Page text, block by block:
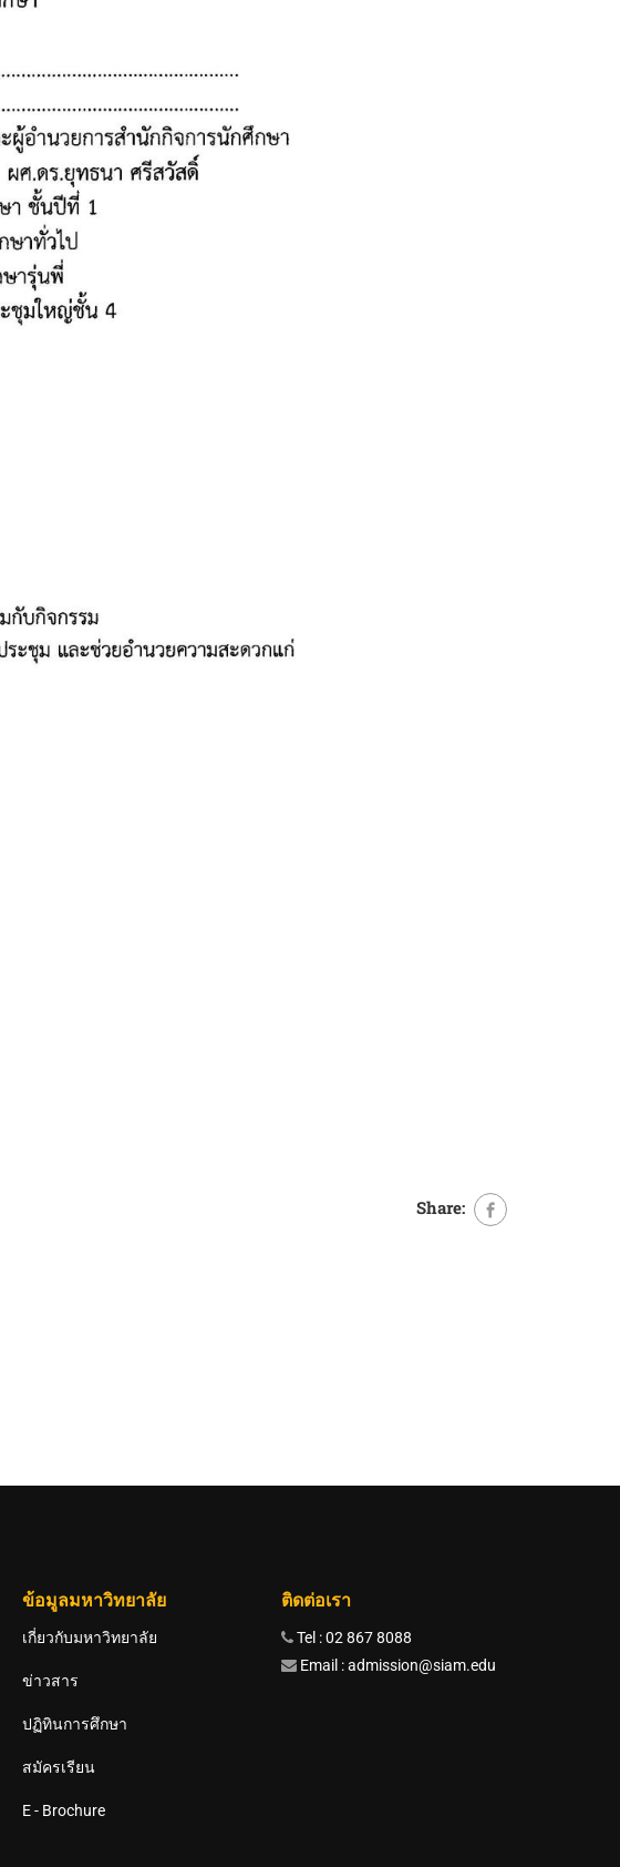
Share:
ข้อมูลมหาวิทยาลัย
เกี่ยวกับมหาวิทยาลัย
ข่าวสาร
ปฏิทินการศึกษา
สมัครเรียน
E - Brochure
ติดต่อเรา
Tel : 02 867 8088
Email : admission@siam.edu